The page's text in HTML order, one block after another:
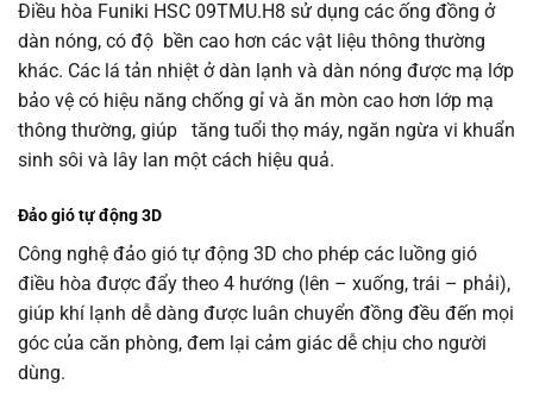
Điều hòa Funiki HSC 09TMU.H8 sử dụng các ống đồng ở
dàn nóng, có độ bền cao hơn các vật liệu thông thường
khác. Các lá tản nhiệt ở dàn lạnh và dàn nóng được mạ lớp
bảo vệ có hiệu năng chống gỉ và ăn mòn cao hơn lớp mạ
thông thường, giúp tăng tuổi thọ máy, ngăn ngừa vi khuẩn
sinh sôi và lây lan một cách hiệu quả.
Đảo gió tự động 3D
Công nghệ đảo gió tự động 3D cho phép các luồng gió
điều hòa được đẩy theo 4 hướng (lên – xuống, trái – phải),
giúp khí lạnh dễ dàng được luân chuyển đồng đều đến mọi
góc của căn phòng, đem lại cảm giác dễ chịu cho người
dùng.